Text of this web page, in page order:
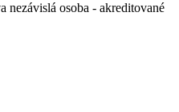
nezávislá osoba - akreditované